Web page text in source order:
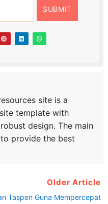
site is a
template with
design. The main
provide the best
Older Article
Taspen Guna Mempercepat